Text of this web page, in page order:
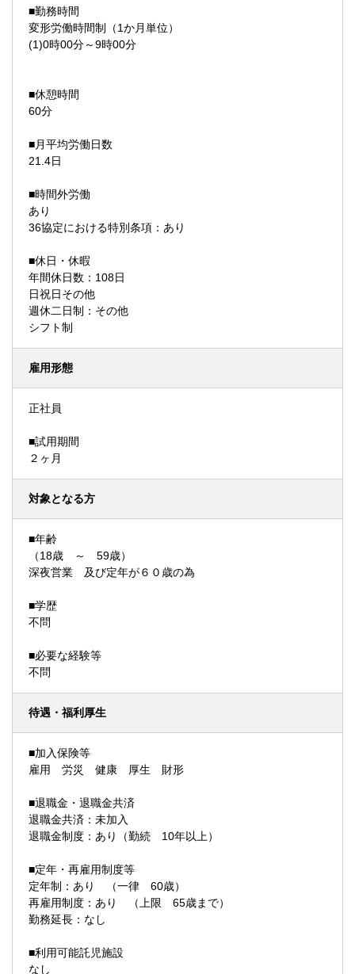
■勤務時間
変形労働時間制（1か月単位）
(1)0時00分～9時00分
■休憩時間
60分
■月平均労働日数
21.4日
■時間外労働
あり
36協定における特別条項：あり
■休日・休暇
年間休日数：108日
日祝日その他
週休二日制：その他
シフト制
雇用形態
正社員
■試用期間
２ヶ月
対象となる方
■年齢
（18歳 ～ 59歳）
深夜営業 及び定年が６０歳の為
■学歴
不問
■必要な経験等
不問
待遇・福利厚生
■加入保険等
雇用 労災 健康 厚生 財形
■退職金・退職金共済
退職金共済：未加入
退職金制度：あり（勤続 10年以上）
■定年・再雇用制度等
定年制：あり （一律 60歳）
再雇用制度：あり （上限 65歳まで）
勤務延長：なし
■利用可能託児施設
なし